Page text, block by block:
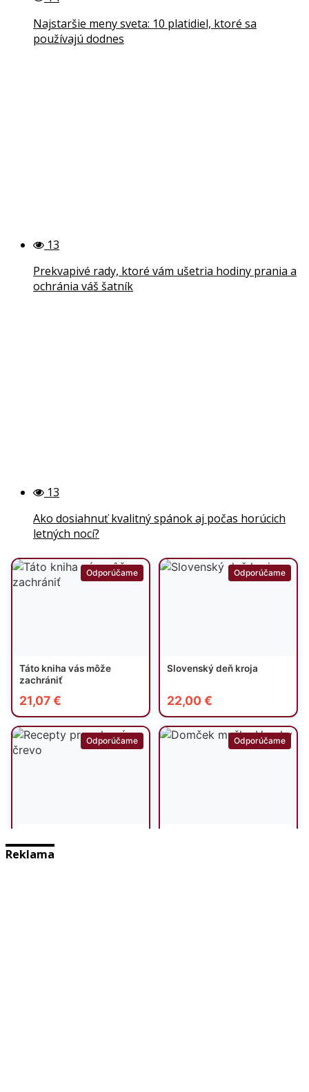
Najstaršie meny sveta: 10 platidiel, ktoré sa
používajú dodnes
13
Prekvapivé rady, ktoré vám ušetria hodiny prania a
ochránia váš šatník
13
Ako dosiahnuť kvalitný spánok aj počas horúcich
letných nocí?
Reklama